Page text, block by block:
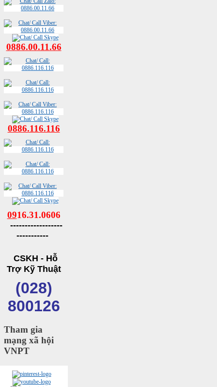
0886.00.11.66
0886.116.116
0916.31.0606
------------------
-----------
CSKH - Hỗ
Trợ Kỹ Thuật
(028)
800126
Tham gia
mạng xã hội
VNPT